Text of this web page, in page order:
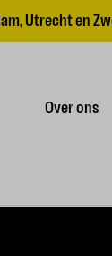
Utrecht en
Over ons